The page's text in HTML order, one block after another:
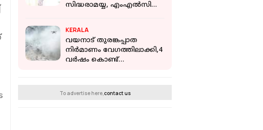
സിദ്ധരാമയ്യ, എംഎല്‍സി
KERALA
വയനാട് തുരങ്കപ്പാത
നിർമാണം വേഗത്തിലാക്കി,4
വർഷം കൊണ്ട്
To advertise here, contact us